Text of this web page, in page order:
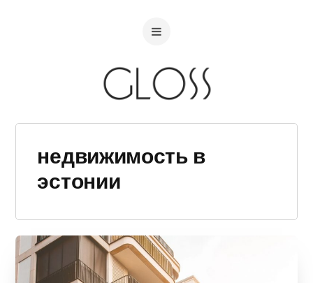
недвижимость в
эстонии